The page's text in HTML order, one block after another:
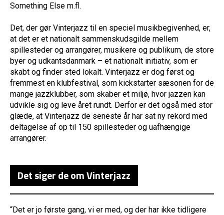
Something Else m.fl.
Det, der gør Vinterjazz til en speciel musikbegivenhed, er,
at det er et nationalt sammenskudsgilde mellem
spillesteder og arrangører, musikere og publikum, de store
byer og udkantsdanmark – et nationalt initiativ, som er
skabt og finder sted lokalt. Vinterjazz er dog først og
fremmest en klubfestival, som kickstarter sæsonen for de
mange jazzklubber, som skaber et miljø, hvor jazzen kan
udvikle sig og leve året rundt. Derfor er det også med stor
glæde, at Vinterjazz de seneste år har sat ny rekord med
deltagelse af op til 150 spillesteder og uafhængige
arrangører.
Det siger de om Vinterjazz
“Det er jo første gang, vi er med, og der har ikke tidligere